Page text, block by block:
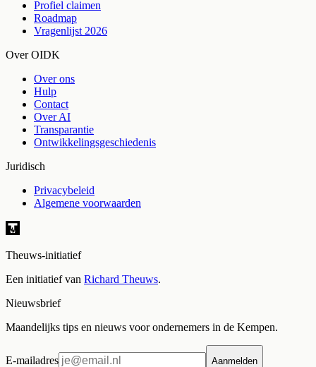
Profiel claimen
Roadmap
Vragenlijst 2026
Over OIDK
Over ons
Hulp
Contact
Over AI
Transparantie
Ontwikkelingsgeschiedenis
Juridisch
Privacybeleid
Algemene voorwaarden
Theuws-initiatief
Een initiatief van Richard Theuws.
Nieuwsbrief
Maandelijks tips en nieuws voor ondernemers in de Kempen.
E-mailadres Aanmelden